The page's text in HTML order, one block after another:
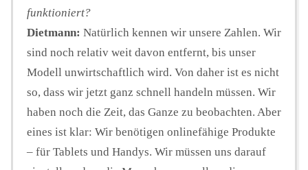
funktioniert?
Dietmann: Natürlich kennen wir unsere Zahlen. Wir
sind noch relativ weit davon entfernt, bis unser
Modell unwirtschaftlich wird. Von daher ist es nicht
so, dass wir jetzt ganz schnell handeln müssen. Wir
haben noch die Zeit, das Ganze zu beobachten. Aber
eines ist klar: Wir benötigen onlinefähige Produkte
– für Tablets und Handys. Wir müssen uns darauf